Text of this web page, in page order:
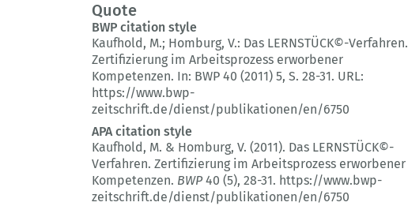
Quote
BWP citation style
Kaufhold, M.; Homburg, V.: Das LERNSTÜCK©-Verfahren.
Zertifizierung im Arbeitsprozess erworbener
Kompetenzen. In: BWP 40 (2011) 5, S. 28-31. URL:
https://www.bwp-
zeitschrift.de/dienst/publikationen/en/6750
APA citation style
Kaufhold, M. & Homburg, V. (2011). Das LERNSTÜCK©-
Verfahren. Zertifizierung im Arbeitsprozess erworbener
Kompetenzen. BWP40 (5), 28-31. https://www.bwp-
zeitschrift.de/dienst/publikationen/en/6750